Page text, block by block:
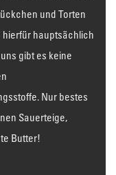
und Torten
hierfür hauptsächlich
gibt es keine
Nur bestes
Sauerteige,
Butter!